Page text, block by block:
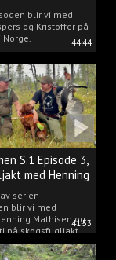
44:44
blir vi med
og Kristoffer på
41:53
S.1 Episode 3,
med Henning
serien
blir vi med
Mathisen og
på skogsfugljakt.